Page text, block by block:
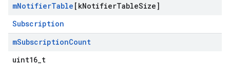
mNotifierTable [kNotifierTableSize]
Subscription
mSubscriptionCount
uint16_t